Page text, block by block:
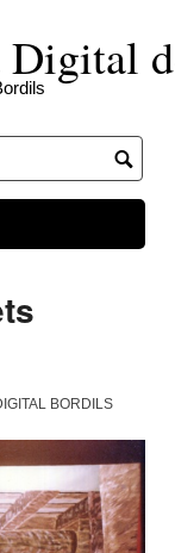
Digital
BORDILS